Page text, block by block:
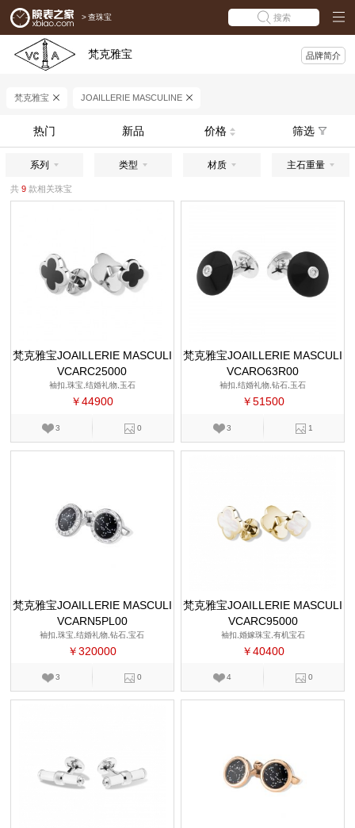
> 查珠宝 搜索
梵克雅宝 品牌简介
梵克雅宝 JOAILLERIE MASCULINE
热门 新品 价格 筛选
系列 类型 材质 主石重量
共 9款相关珠宝
梵克雅宝JOAILLERIE MASCULI
NE
VCARC25000
袖扣,珠宝,结婚礼物,玉石
￥44900
3 0
梵克雅宝JOAILLERIE MASCULI
NE
VCARO63R00
袖扣,结婚礼物,钻石,玉石
￥51500
3 1
梵克雅宝JOAILLERIE MASCULI
NE
VCARN5PL00
袖扣,珠宝,结婚礼物,钻石,宝石
￥320000
3 0
梵克雅宝JOAILLERIE MASCULI
NE
VCARC95000
袖扣,婚嫁珠宝,有机宝石
￥40400
4 0